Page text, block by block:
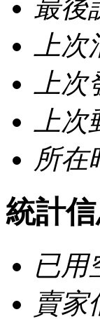
最後
上
上
上
所在
統計
已用
賣家